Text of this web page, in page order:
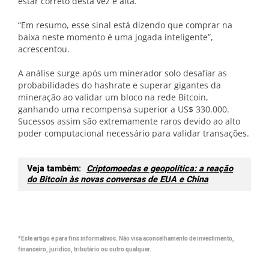
“Em resumo, esse sinal está dizendo que comprar na
baixa neste momento é uma jogada inteligente”,
acrescentou.
A análise surge após um minerador solo desafiar as
probabilidades do hashrate e superar gigantes da
mineração ao validar um bloco na rede Bitcoin,
ganhando uma recompensa superior a US$ 330.000.
Sucessos assim são extremamente raros devido ao alto
poder computacional necessário para validar transações.
Veja também: Criptomoedas e geopolítica: a reação
do Bitcoin às novas conversas de EUA e China
*Este artigo é para fins informativos. Não visa aconselhamento de investimento,
financeiro, jurídico, tributário ou outro qualquer.